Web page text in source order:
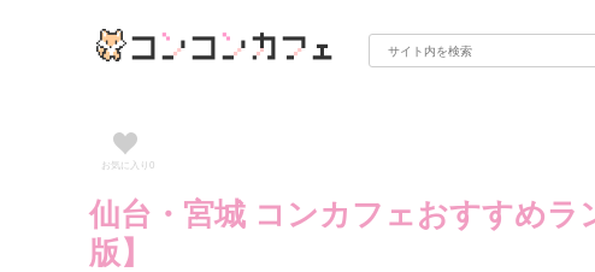
お気に入り 0
仙台・宮城 コンカフェおすすめラ
版】